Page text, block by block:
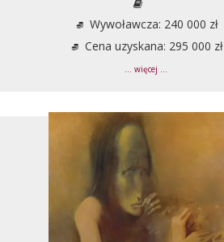
Wywoławcza: 240 000 zł
Cena uzyskana: 295 000 zł
... więcej ...